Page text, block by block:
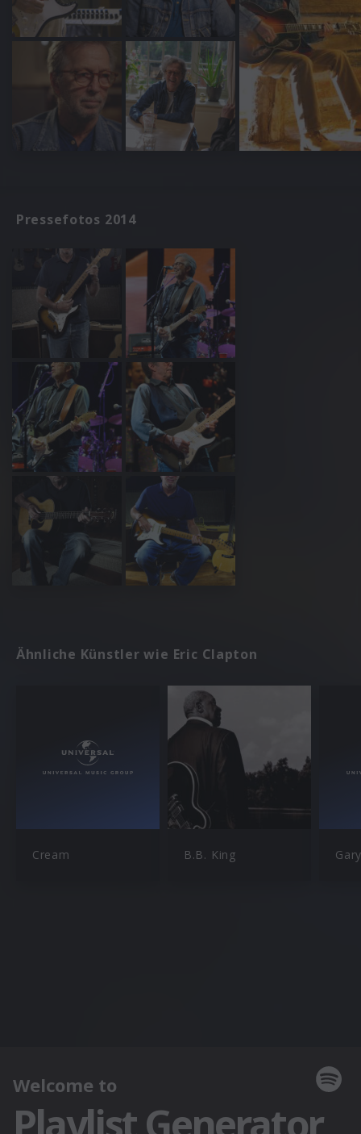
Pressefotos 2014
Ähnliche Künstler wie Eric Clapton
Cream B.B. King